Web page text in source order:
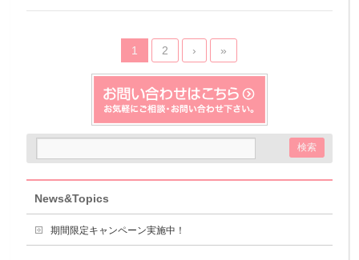
1 2 › »
News&Topics
期間限定キャンペーン実施中！